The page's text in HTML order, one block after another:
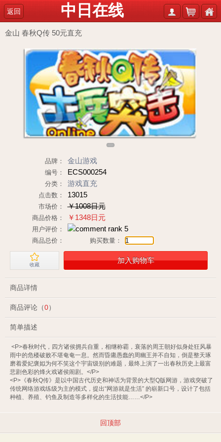
返回 中日在线
金山 春秋Q传 50元直充
品牌： 金山游戏
编号： ECS000254
分类： 游戏直充
点击数： 13015
市场价： ￥1008日元
商品价格： ￥1348日元
用户评价：
商品总价：
购买数量：
收藏
加入购物车
商品详情
商品评论（0）
简单描述
雨中的危楼破败不堪奄奄一息。然而昏庸愚蠢的周幽王并不自知，倒是整天琢
磨着爱妃褒姒为何不笑这个宇宙级别的难题，最终上演了一出春秋历史上最富
悲剧色彩的烽火戏诸侯闹剧。</P>
<P>《春秋Q传》是以中国古代历史和神话为背景的大型Q版网游，游戏突破了
传统网络游戏练级为主的模式，提出“网游就是生活” 的崭新口号，设计了包括
种植、养殖、钓鱼及制造等多样化的生活技能……</P>
回顶部